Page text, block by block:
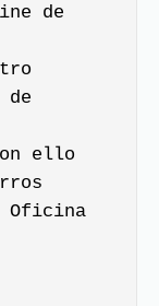
de
de
ello
Oficina